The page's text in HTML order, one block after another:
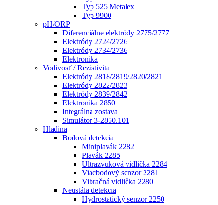
Typ 525 Metalex
Typ 9900
pH/ORP
Diferenciálne elektródy 2775/2777
Elektródy 2724/2726
Elektródy 2734/2736
Elektronika
Vodivosť / Rezistivita
Elektródy 2818/2819/2820/2821
Elektródy 2822/2823
Elektródy 2839/2842
Elektronika 2850
Integrálna zostava
Simulátor 3-2850.101
Hladina
Bodová detekcia
Miniplavák 2282
Plavák 2285
Ultrazvuková vidlička 2284
Viacbodový senzor 2281
Vibračná vidlička 2280
Neustála detekcia
Hydrostatický senzor 2250